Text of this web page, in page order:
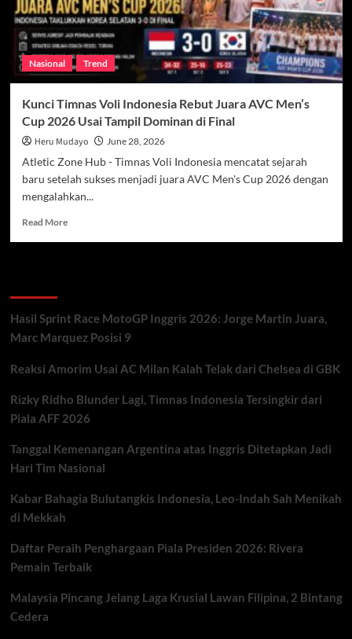
Nasional Trend
Kunci Timnas Voli Indonesia Rebut Juara AVC Men’s
Cup 2026 Usai Tampil Dominan di Final
Heru Mudayo June 28, 2026
Atletic Zone Hub - Timnas Voli Indonesia mencatat sejarah
baru setelah sukses menjadi juara AVC Men's Cup 2026 dengan
mengalahkan...
Read MoreRead
Rebut
Juara
Men’s
2026
Usai
Final
Hasil Sprint Race MotoGP Inggris 2026: Jorge Martin Juara,
Marc Marquez Posisi 9
Reaksi Amorim Usai AC Milan Kalah Telak dari Chelsea di GBK
Rizky Ridho Blunder Lagi, Timnas Indonesia Tersingkir dari
Piala AFF 2026
Tanggal Kemenangan Argentina atas Inggris Ditetapkan Jadi
Hari Tim Nasional
Kabar Bahagia Bulutangkis Indonesia, Leo-Indah Sah Menikah
di Mekkah
Daftar Peraih Penghargaan Piala Presiden 2026: Rivera
Pemain Terbaik
Malaysia Pincang Jelang Laga Krusial Lawan Filipina, 2 Bintang
Cedera